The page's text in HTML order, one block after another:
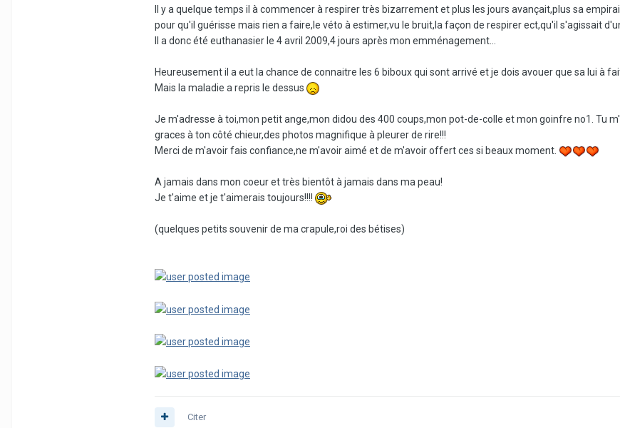
Il y a quelque temps il à commencer à respirer très bizarrement et plus les jours avançait,plus sa
pour qu'il guérisse mais rien a faire,le véto à estimer,vu le bruit,la façon de respirer ect,qu'il s'agissait
Il a donc été euthanasier le 4 avril 2009,4 jours après mon emménagement...
Heureusement il a eut la chance de connaitre les 6 biboux qui sont arrivé et je dois avouer que sa lui à
Mais la maladie a repris le dessus
Je m'adresse à toi,mon petit ange,mon didou des 400 coups,mon pot-de-colle et mon goinfre no1. Tu
graces à ton côté chieur,des photos magnifique à pleurer de rire!!!
Merci de m'avoir fais confiance,ne m'avoir aimé et de m'avoir offert ces si beaux moment.
A jamais dans mon coeur et très bientôt à jamais dans ma peau!
Je t'aime et je t'aimerais toujours!!!!
(quelques petits souvenir de ma crapule,roi des bétises)
Citer